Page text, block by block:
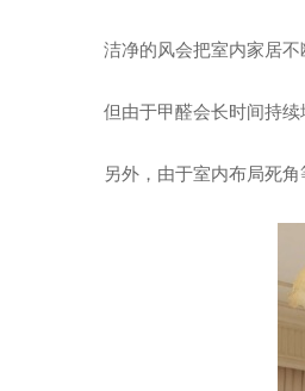
洁净的风会把室内家居
但由于甲醛会长时间持
另外，由于室内布局死